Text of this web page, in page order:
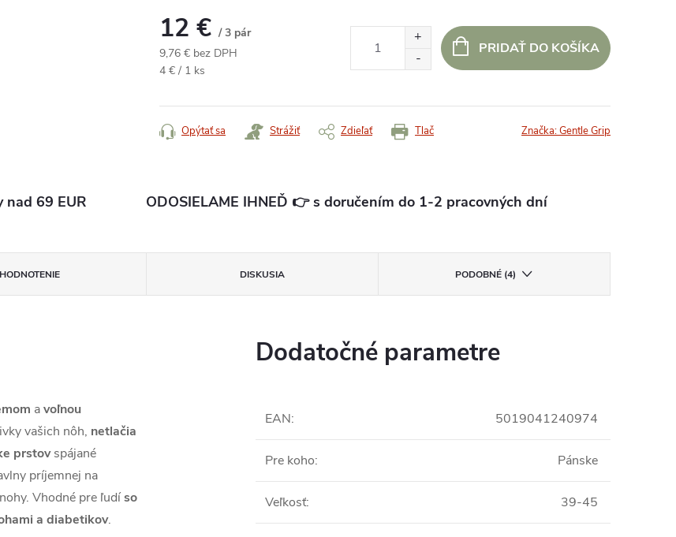
12 € / 3 pár
9,76 € bez DPH
Jednotková
4 € / 1 ks
PRIDAŤ DO KOŠÍKA
Tlač
Opýtať sa Strážiť Zdieľať Značka:Gentle Grip
nad 69 EUR ODOSIELAME IHNEĎ 👉 s doručením do 1-2 pracovných dní
HODNOTENIE DISKUSIA PODOBNÉ (4)
avoľnou
vašich nôh, netlačia
prstovspájané
príjemnej na
Vhodné pre ľudíso
a diabetikov.
Dodatočné parametre
EAN: 5019041240974
Pre koho: Pánske
Veľkosť: 39-45